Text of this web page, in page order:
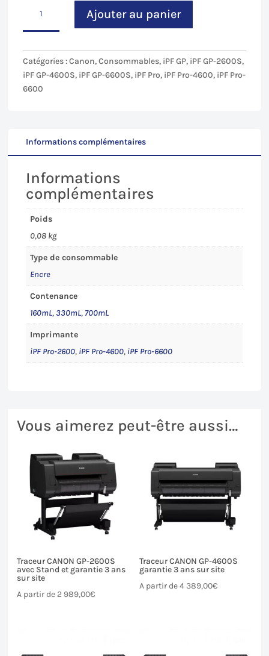
Photo
(PM)
pour
Canon
4600
6600
Ajouter au panier
Catégories : Canon,Consommables, iPF GP, iPF GP-2600S,
iPF GP-4600S, iPF GP-6600S, iPF Pro, iPF Pro-4600, iPF Pro-
6600
Informations complémentaires
Informations
complémentaires
Poids
0,08 kg
Type de consommable
Encre
Contenance
160mL,330mL,700mL
Imprimante
iPF Pro-2600, iPF Pro-4600, iPF Pro-6600
Vous aimerez peut-être aussi…
Traceur CANON GP-2600S
avec Stand et garantie 3 ans
sur site
A partir de 2 989,00€
Traceur CANON GP-4600S
garantie 3 ans sur site
A partir de4 389,00€